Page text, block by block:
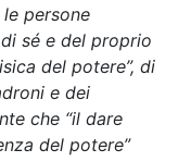
persone
sé e del proprio
del potere”, di
e dei
che “il dare
del potere”